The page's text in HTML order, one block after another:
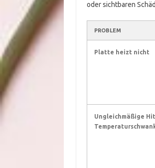
oder sichtbaren
PROBLEM
Platte heizt nicht
Ungleichmäßige